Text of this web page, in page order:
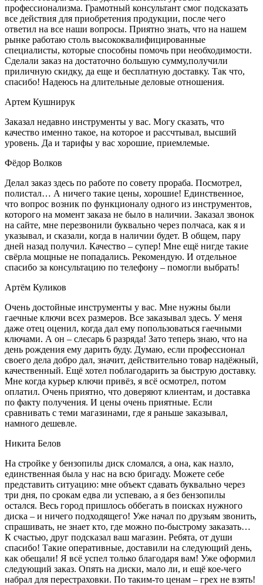
профессионализма. Грамотный консультант смог подсказать
все действия для приобретения продукции, после чего
ответил на все наши вопросы. Приятно знать, что на нашем
рынке работаю столь высококвалифицированные
специалисты, которые способны помочь при необходимости.
Сделали заказ на достаточно большую сумму,получили
приличную скидку, да еще и бесплатную доставку. Так что,
спасибо! Надеюсь на длительные деловые отношения.
Артем Кушнирук
Заказал недавно инструменты у вас. Могу сказать, что
качество именно такое, на которое и рассчтывал, высший
уровень. Да и тарифы у вас хорошие, приемлемые.
Фёдор Волков
Делал заказ здесь по работе по совету прораба. Посмотрел,
полистал… А ничего такие цены, хорошие! Единственное,
что вопрос возник по функционалу одного из инструментов,
которого на момент заказа не было в наличии. Заказал звонок
на сайте, мне перезвонили буквально через полчаса, как я и
указывал, и сказали, когда в наличии будет. В общем, пару
дней назад получил. Качество – супер! Мне ещё нигде такие
свёрла мощные не попадались. Рекомендую. И отдельное
спасибо за консультацию по телефону – помогли выбрать!
Артём Куликов
Очень достойные инструменты у вас. Мне нужны были
гаечные ключи всех размеров. Все заказывал здесь. У меня
даже отец оценил, когда дал ему попользоваться гаечными
ключами. А он – слесарь 6 разряда! Зато теперь знаю, что на
день рождения ему дарить буду. Думаю, если профессионал
своего дела добро дал, значит, действительно товар надёжный,
качественный. Ещё хотел поблагодарить за быструю доставку.
Мне когда курьер ключи привёз, я всё осмотрел, потом
оплатил. Очень приятно, что доверяют клиентам, и доставка
по факту получения. И цены очень приятные. Если
сравнивать с теми магазинами, где я раньше заказывал,
намного дешевле.
Никита Белов
На стройке у бензопилы диск сломался, а она, как назло,
единственная была у нас на всю бригаду. Можете себе
представить ситуацию: мне объект сдавать буквально через
три дня, по срокам едва ли успеваю, а я без бензопилы
остался. Весь город пришлось оббегать в поисках нужного
диска – и ничего подходящего! Уже начал по друзьям звонить,
спрашивать, не знает кто, где можно по-быстрому заказать…
К счастью, друг подсказал ваш магазин. Ребята, от души
спасибо! Такие оперативные, доставили на следующий день,
как обещали! Я всё успел только благодаря вам! Уже оформил
следующий заказ. Опять на диски, мало ли, и ещё кое-чего
набрал для перестраховки. По таким-то ценам – грех не взять!